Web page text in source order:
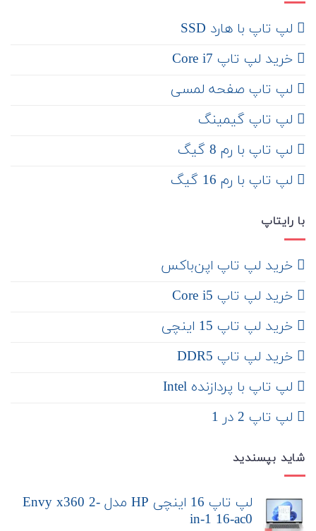
لپ تاپ با هارد SSD
خرید لپ تاپ Core i7
لپ تاپ صفحه لمسی
لپ تاپ گیمینگ
لپ تاپ با رم 8 گیگ
لپ تاپ با رم 16 گیگ
با رایتاپ
‌ خرید لپ تاپ اپن‌باکس
خرید لپ تاپ Core i5
‌‌ خرید لپ تاپ 15 اینچی
خرید لپ تاپ DDR5
لپ تاپ با پردازنده Intel
لپ تاپ 2 در 1
شاید بپسندید
لپ تاپ 16 اینچی HP مدل Envy x360 2-
in-1 16-ac0